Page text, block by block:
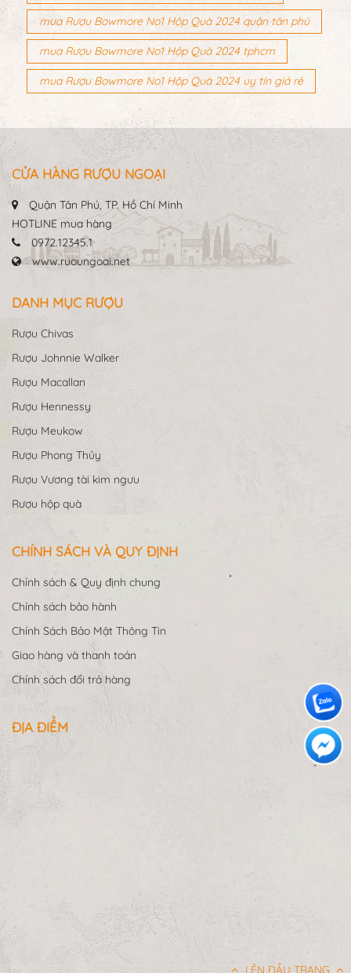
mua Rượu Bowmore No1 Hộp Quà 2024 quận tân phú
mua Rượu Bowmore No1 Hộp Quà 2024 tphcm
mua Rượu Bowmore No1 Hộp Quà 2024 uy tín giá rẻ
LÊN ĐẦU TRANG
CỬA HÀNG RƯỢU NGOẠI
Quận Tân Phú, TP. Hồ Chí Minh
HOTLINE mua hàng
0972.12345.1
www.ruoungoai.net
DANH MỤC RƯỢU
Rượu Chivas
Rượu Johnnie Walker
Rượu Macallan
Rượu Hennessy
Rượu Meukow
Rượu Phong Thủy
Rượu Vương tài kim ngưu
Rượu hộp quà
CHÍNH SÁCH VÀ QUY ĐỊNH
Chính sách & Quy định chung
Chính sách bảo hành
Chính Sách Bảo Mật Thông Tin
Giao hàng và thanh toán
Chính sách đổi trả hàng
ĐỊA ĐIỂM